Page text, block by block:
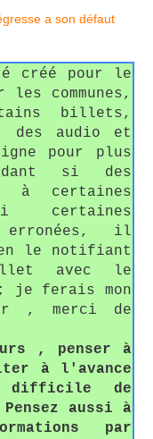
créé pour le
communes,
billets,
des audio et
pour plus
si des
à certaines
certaines
erronées, il
le notifiant
avec le
je ferais mon
, merci de
, penser à
à l'avance
difficile de
aussi à
par